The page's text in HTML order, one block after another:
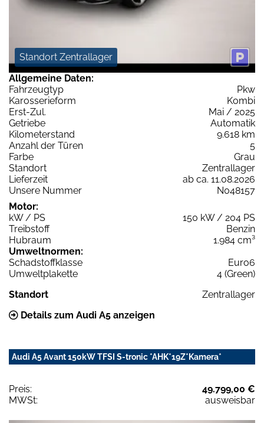
Standort Zentrallager
Allgemeine Daten:
Fahrzeugtyp
Pkw
Karosserieform
Kombi
Erst-Zul.
Mai / 2025
Getriebe
Automatik
Kilometerstand
9.618 km
Anzahl der Türen
5
Farbe
Grau
Standort
Zentrallager
Lieferzeit
ab ca. 11.08.2026
Unsere Nummer
N048157
Motor:
kW / PS
150 kW / 204 PS
Treibstoff
Benzin
Hubraum
1.984 cm³
Umweltnormen:
Schadstoffklasse
Euro6
Umweltplakette
4 (Green)
Standort
Zentrallager
Details zum Audi A5 anzeigen
Audi A5 Avant 150kW TFSI S-tronic *AHK*19Z*Kamera*
Preis:
49.799,00 €
MWSt:
ausweisbar